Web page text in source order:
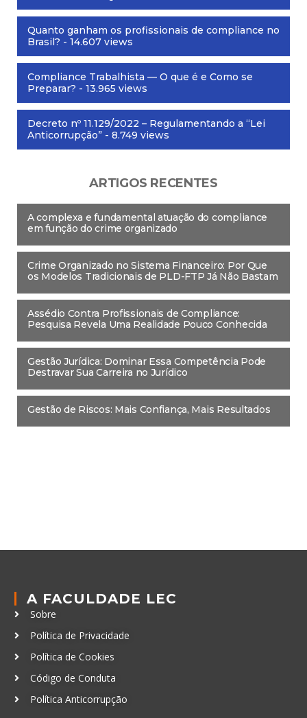
Quanto ganham os profissionais de compliance no
Brasil? - 14.607 views
Compliance Trabalhista — O que é e Como se
Preparar? - 13.965 views
Decreto nº 11.129/2022 – Regulamentando a “Lei
Anticorrupção” - 8.749 views
ARTIGOS RECENTES
A complexa e fundamental atuação do compliance
em função do crime organizado
Crime Organizado no Sistema Financeiro: Por Que
os Modelos Tradicionais de PLD-FTP Já Não Bastam
Assédio Contra Profissionais de Compliance:
Pesquisa Revela Uma Realidade Pouco Conhecida
Gestão Jurídica: Dominar Essa Competência Pode
Destravar Sua Carreira no Jurídico
Gestão de Riscos: Mais Confiança, Mais Resultados
A FACULDADE LEC
Sobre
Política de Privacidade
Política de Cookies
Código de Conduta
Política Anticorrupção